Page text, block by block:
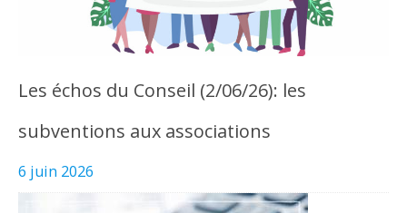
Les échos du Conseil (2/06/26): les
subventions aux associations
6 juin 2026